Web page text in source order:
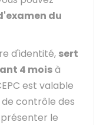
du
d'identité, sert
4 moisà
est valable
contrôle des
le